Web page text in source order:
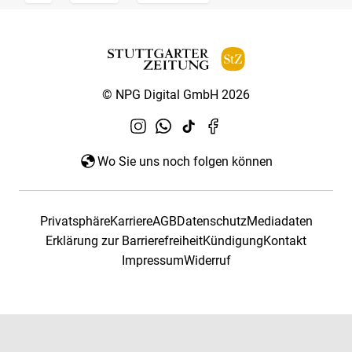
© NPG Digital GmbH 2026
Wo Sie uns noch folgen können
PrivatsphäreKarriereAGBDatenschutzMediadaten
Erklärung zur BarrierefreiheitKündigungKontakt
ImpressumWiderruf